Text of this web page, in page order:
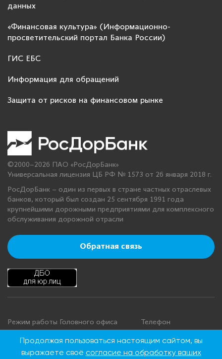
данных
«Финансовая культура» (Информационно-
просветительский портал Банка России)
ГИС ЕБС
Информация для обращений
Защита от рисков на финансовом рынке
©2000–2026 ПАО «РосДорБанк»
Универсальная лицензия ЦБ РФ № 1573 от 26 января 2018 г.
РосДорБанк – один из первых в стране частных отраслевых
банков, который был создан 25 сентября 1991 года
крупнейшими дорожными предприятиями для комплексного
обслуживания дорожной отрасли
Обратная связь
Режим работы Головного офиса
Понедельник - четверг: с 9:00 до
18:00
Телефон
+7 495 276 00 22
8 800 100 00 22
Продолжая пользоваться настоящим сайтом, вы
выражаете своё согласие на обработку ваших